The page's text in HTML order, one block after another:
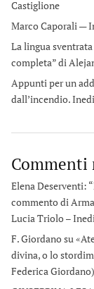
Castiglione
Marco Caporali —
La lingua sventrata
completa” di
Appunti per un
dall’incendio.
Commenti
Elena Deserventi:
commento di
Lucia Triolo –
F. Giordano su
divina, o lo
Federica Giordano)